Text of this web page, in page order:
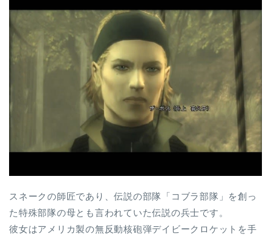
スネークの師匠であり、伝説の部隊「コブラ部隊」を創っ
た特殊部隊の母とも言われていた伝説の兵士です。
彼女はアメリカ製の無反動核砲弾デイビークロケットを手